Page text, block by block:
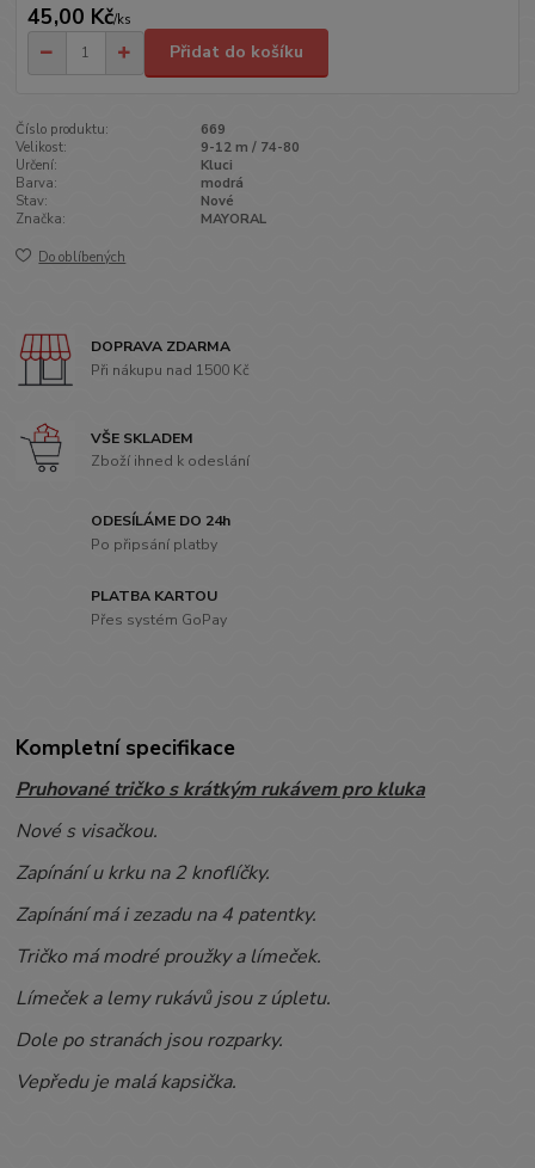
45,00 Kč/ks
Přidat do košíku
Číslo produktu:
669
Velikost:
9-12 m / 74-80
Určení:
Kluci
Barva:
modrá
Stav:
Nové
Značka:
MAYORAL
Do oblíbených
DOPRAVA ZDARMA
Při nákupu nad 1500 Kč
VŠE SKLADEM
Zboží ihned k odeslání
ODESÍLÁME DO 24h
Po připsání platby
PLATBA KARTOU
Přes systém GoPay
Kompletní specifikace
Pruhované tričko s krátkým rukávem pro kluka
Nové s visačkou.
Zapínání u krku na 2 knoflíčky.
Zapínání má i zezadu na 4 patentky.
Tričko má modré proužky a límeček.
Límeček a lemy rukávů jsou z úpletu.
Dole po stranách jsou rozparky.
Vepředu je malá kapsička.